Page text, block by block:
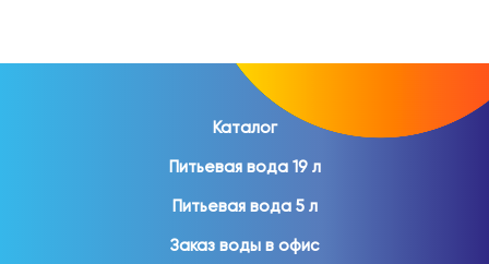
негазированная минеральная вода;
вода в стеклянной бутылке;
Минеральная вода помогает разнообразить
ежедневный рацион и пользуется популярностью
среди покупателей различных возрастов.
Каталог
Питьевая вода 19 л
Питьевая вода 5 л
Заказ воды в офис